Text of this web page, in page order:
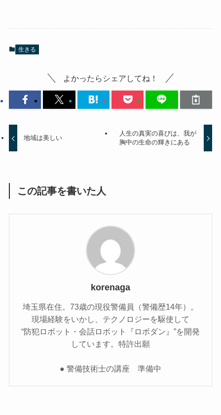
生きる
よかったらシェアしてね！
地域は美しい
人生の真実の喜びは、我が
胸中の生命の輝きにある
この記事を書いた人
korenaga
埼玉県在住。73歳の現役警備員（警備歴14年）。
現場経験をいかし、テクノロジーを駆使して
“防犯ロボット・会話ロボット『ロボダン』”を開発
しています。特許出願
● 警備技術士の講座 準備中